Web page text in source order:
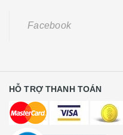
Facebook
HỖ TRỢ THANH TOÁN